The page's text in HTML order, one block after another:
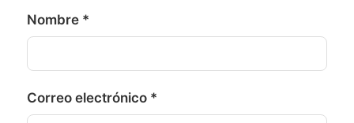
Nombre *
Correo electrónico *